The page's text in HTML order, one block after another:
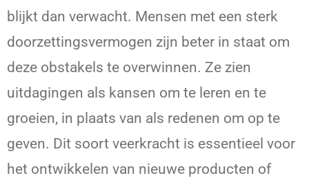
blijkt dan verwacht. Mensen met een sterk
doorzettingsvermogen zijn beter in staat om
deze obstakels te overwinnen. Ze zien
uitdagingen als kansen om te leren en te
groeien, in plaats van als redenen om op te
geven. Dit soort veerkracht is essentieel voor
het ontwikkelen van nieuwe producten of